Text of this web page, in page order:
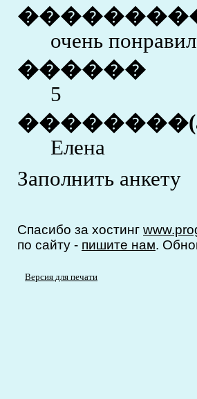
очень
������
5
Елена
Заполнить анкету
Спасибо за хостинг
по сайту - пишите нам.
Версия для печати